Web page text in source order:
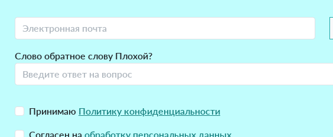
Слово обратное слову Плохой?
Принимаю Политику конфиденциальности
Согласен на обработку персональных данных